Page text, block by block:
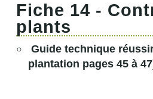
Fiche 14 -
plants
Guide technique
plantation pages 45 à